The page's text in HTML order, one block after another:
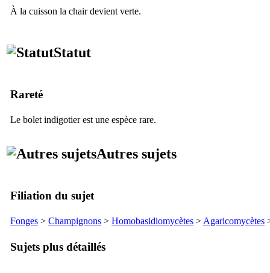
À la cuisson la chair devient verte.
Statut
Rareté
Le bolet indigotier est une espèce rare.
Autres sujets
Filiation du sujet
Fonges > Champignons > Homobasidiomycètes > Agaricomycètes
Sujets plus détaillés